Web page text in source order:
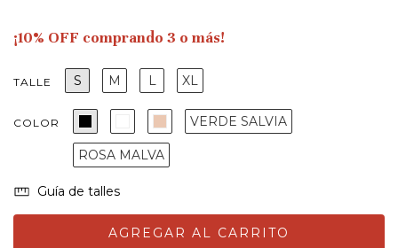
¡10% OFF comprando 3 o más!
TALLE S M L XL
COLOR VERDE SALVIA
ROSA MALVA
Guía de talles